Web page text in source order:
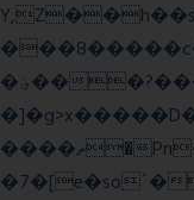
�؋���?����d��|
����ޡ�Pn<2���i���0���𩆿�Jh���l�P_}U}
�7�[e�so`�